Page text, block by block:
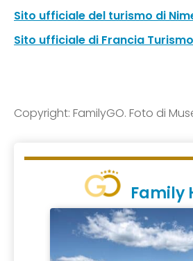
Sito ufficiale del turismo di
Sito ufficiale di Francia Turismo
Copyright: FamilyGO. Foto di
Family